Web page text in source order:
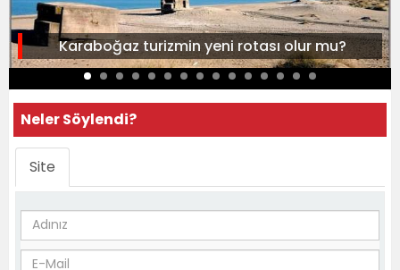
Karaboğaz turizmin yeni rotası olur mu?
Neler Söylendi?
Site